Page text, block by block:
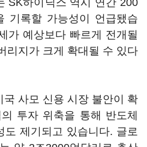
SK하이닉스 역시 연간 200
기록할 가능성이 언급됐습
가 예상보다 빠르게 전개될
리지가 크게 확대될 수 있다
사모 신용 시장 불안이 확
투자 위축을 통해 반도체
도 제기되고 있습니다. 글로